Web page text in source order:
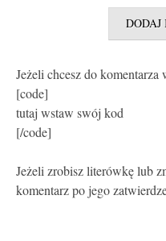
Jeżeli chcesz do
[code]
tutaj wstaw swój kod
[/code]
Jeżeli zrobisz literówkę lub
komentarz po jego